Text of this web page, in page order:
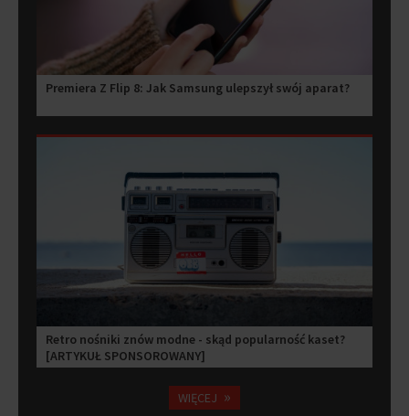
Premiera Z Flip 8: Jak Samsung ulepszył swój aparat?
Retro nośniki znów modne - skąd popularność kaset?
[ARTYKUŁ SPONSOROWANY]
WIĘCEJ »